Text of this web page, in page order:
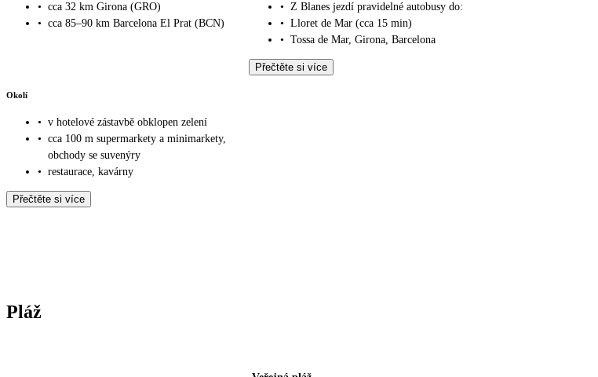
• cca 32 km Girona (GRO)
• cca 85–90 km Barcelona El Prat (BCN)
• Z Blanes jezdí pravidelné autobusy do:
• Lloret de Mar (cca 15 min)
• Tossa de Mar, Girona, Barcelona
Přečtěte si více
Okolí
• v hotelové zástavbě obklopen zelení
• cca 100 m supermarkety a minimarkety,
obchody se suvenýry
• restaurace, kavárny
Přečtěte si více
Pláž